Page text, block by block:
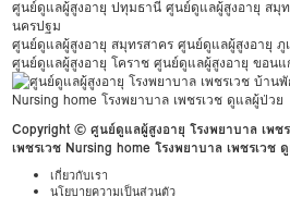
ศูนย์ดูแลผู้สูงอายุ ปทุมธานี ศูนย์ดูแลผู้สูงอายุ สมุ
นครปฐม
ศูนย์ดูแลผู้สูงอายุ สมุทรสาคร ศูนย์ดูแลผู้สูงอายุ ภู
ศูนย์ดูแลผู้สูงอายุ โคราช ศูนย์ดูแลผู้สูงอายุ ขอน
Copyright © ศูนย์ดูแลผู้สูงอายุ โรงพยาบาล เพช
เพชรเวช Nursing home โรงพยาบาล เพชรเวช
เกี่ยวกับเรา
นโยบายความเป็นส่วนตัว